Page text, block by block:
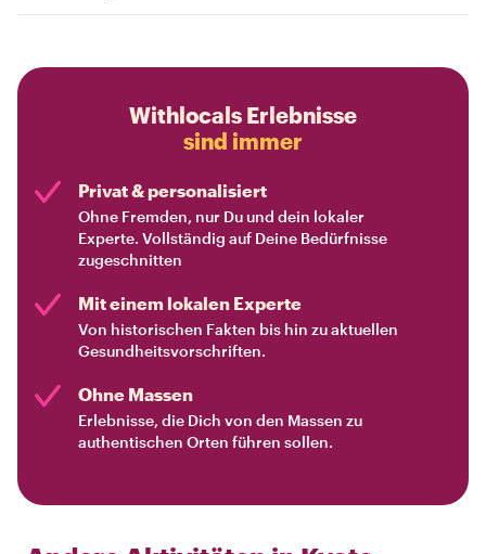
Withlocals Erlebnisse
sind immer
Privat & personalisiert
Ohne Fremden, nur Du und dein lokaler
Experte. Vollständig auf Deine Bedürfnisse
zugeschnitten
Mit einem lokalen Experte
Von historischen Fakten bis hin zu aktuellen
Gesundheitsvorschriften.
Ohne Massen
Erlebnisse, die Dich von den Massen zu
authentischen Orten führen sollen.